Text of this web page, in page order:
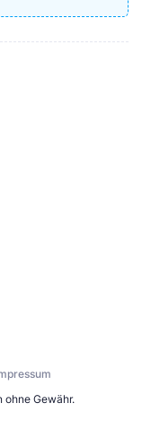
ohne Gewähr.